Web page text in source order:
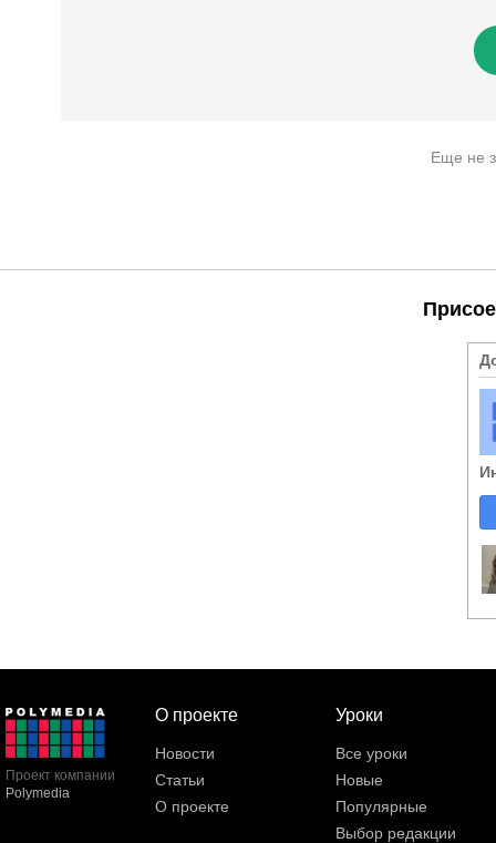
Еще не
Проект компании
Polymedia
О проекте
Новости
Статьи
О проекте
Уроки
Все уроки
Новые
Популярные
Выбор редакции